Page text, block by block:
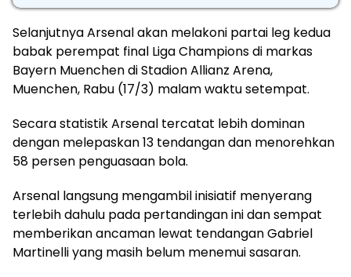
Selanjutnya Arsenal akan melakoni partai leg kedua
babak perempat final Liga Champions di markas
Bayern Muenchen di Stadion Allianz Arena,
Muenchen, Rabu (17/3) malam waktu setempat.
Secara statistik Arsenal tercatat lebih dominan
dengan melepaskan 13 tendangan dan menorehkan
58 persen penguasaan bola.
Arsenal langsung mengambil inisiatif menyerang
terlebih dahulu pada pertandingan ini dan sempat
memberikan ancaman lewat tendangan Gabriel
Martinelli yang masih belum menemui sasaran.